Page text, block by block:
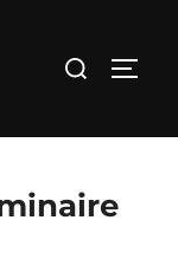
Rechercher :